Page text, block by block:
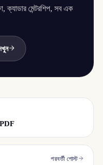
মেন্টরশিপ, সব এক
PDF
পরবর্তী পোস্ট